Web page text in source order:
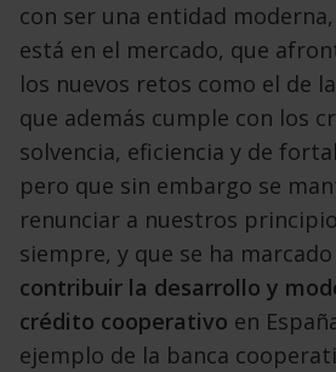
con ser una entidad moderna,
está en el mercado, que
los nuevos retos como el de la
que además cumple con los
solvencia, eficiencia y de
pero que sin embargo se
renunciar a nuestros
siempre, y que se ha
contribuir la desarrollo y
crédito cooperativo en
ejemplo de la banca